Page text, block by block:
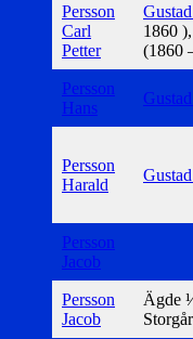
Persson
Carl
Petter
1860 ),
(1860
Persson
Hans
Persson
Harald
Persson
Jacob
Persson
Jacob
Ägde